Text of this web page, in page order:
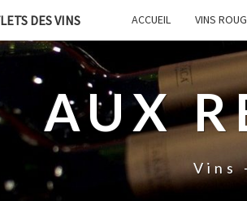
DES VINS ACCUEIL VINS
AUX
Vins